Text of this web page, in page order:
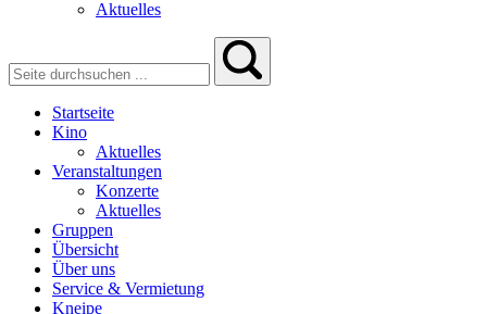
Aktuelles
Startseite
Kino
Aktuelles
Veranstaltungen
Konzerte
Aktuelles
Gruppen
Übersicht
Über uns
Service & Vermietung
Kneipe